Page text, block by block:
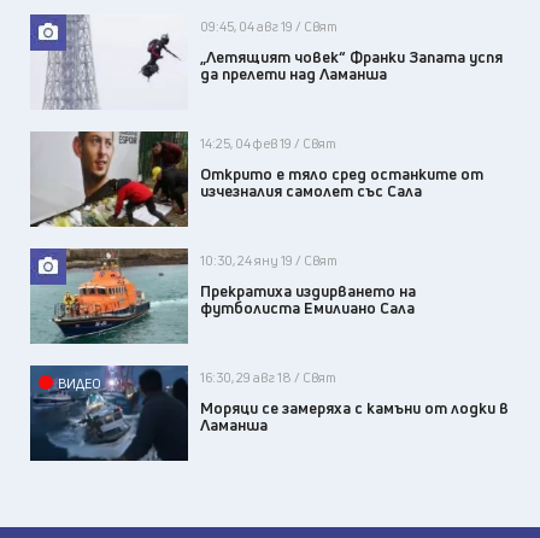
09:45, 04 авг 19 / Свят
„Летящият човек“ Франки Запата успя
да прелети над Ламанша
14:25, 04 фев 19 / Свят
Открито е тяло сред останките от
изчезналия самолет със Сала
10:30, 24 яну 19 / Свят
Прекратиха издирването на
футболиста Емилиано Сала
ВИДЕО 16:30, 29 авг 18 / Свят
Моряци се замеряха с камъни от лодки в
Ламанша